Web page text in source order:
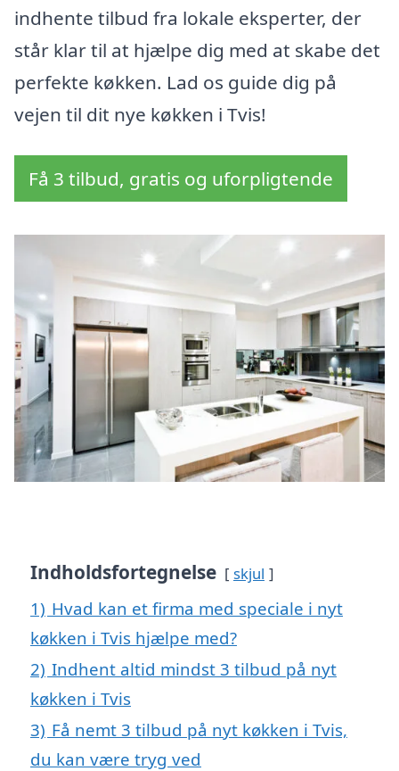
indhente tilbud fra lokale eksperter, der
står klar til at hjælpe dig med at skabe det
perfekte køkken. Lad os guide dig på
vejen til dit nye køkken i Tvis!
Få 3 tilbud, gratis og uforpligtende
Indholdsfortegnelse skjul
1) Hvad kan et firma med speciale i nyt
køkken i Tvis hjælpe med?
2) Indhent altid mindst 3 tilbud på nyt
køkken i Tvis
3) Få nemt 3 tilbud på nyt køkken i Tvis,
du kan være tryg ved